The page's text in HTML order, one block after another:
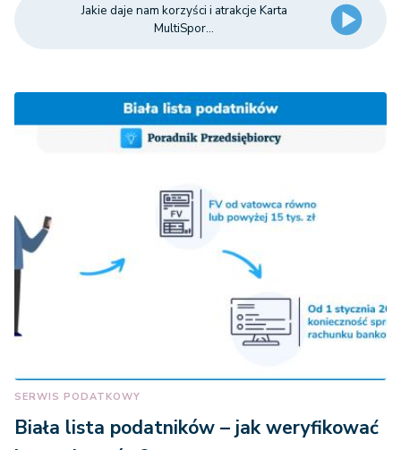
Jakie daje nam korzyści i atrakcje Karta
MultiSpor...
SERWIS PODATKOWY
Biała lista podatników – jak weryfikować